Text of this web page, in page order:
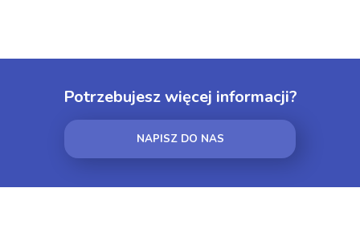
Potrzebujesz więcej informacji?
NAPISZ DO NAS